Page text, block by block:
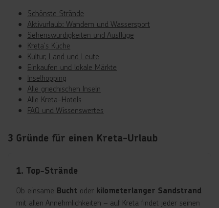
Schönste Strände
Aktivurlaub: Wandern und Wassersport
Sehenswürdigkeiten und Ausflüge
Kreta's Küche
Kultur, Land und Leute
Einkaufen und lokale Märkte
Inselhopping
Alle griechischen Inseln
Alle Kreta-Hotels
FAQ und Wissenswertes
3 Gründe für einen Kreta-Urlaub
1. Top-Strände
Ob einsame Bucht oder kilometerlanger Sandstrand
mit allen Annehmlichkeiten – auf Kreta findet jeder seinen